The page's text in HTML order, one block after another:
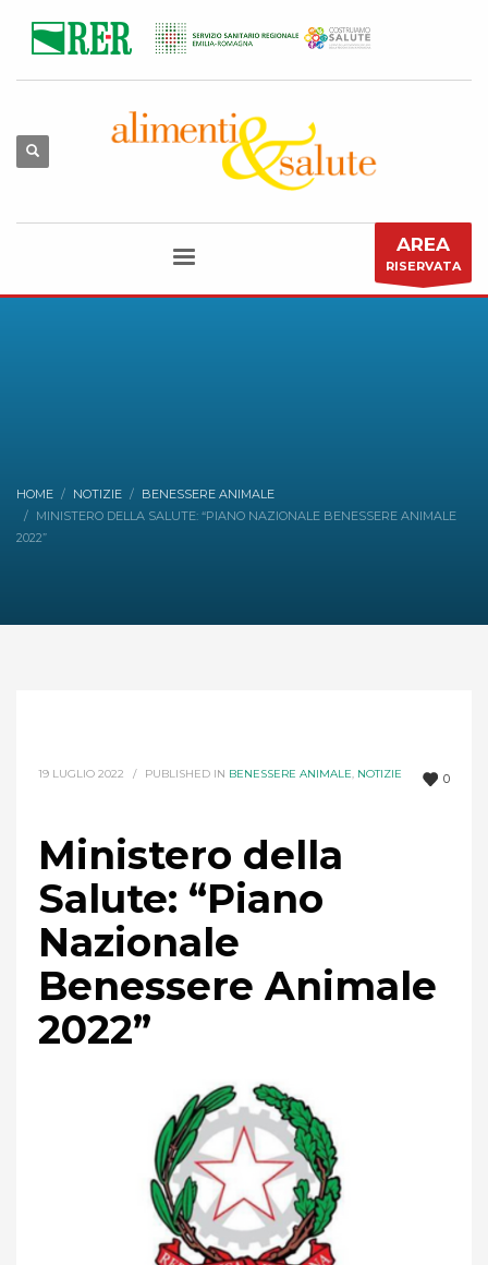
AREA
RISERVATA
HOME NOTIZIE
BENESSERE ANIMALE
MINISTERO DELLA SALUTE: “PIANO NAZIONALE BENESSERE ANIMALE
2022”
0
19 LUGLIO 2022 / PUBLISHED IN BENESSERE ANIMALE, NOTIZIE
Ministero della
Salute: “Piano
Nazionale
Benessere Animale
2022”